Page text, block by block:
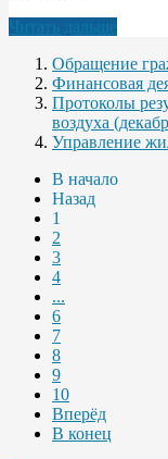
Читать дальше
Обращение
Финансовая
Протоколы
воздуха
Управление
В начало
Назад
1
2
3
4
...
6
7
8
9
10
Вперёд
В конец